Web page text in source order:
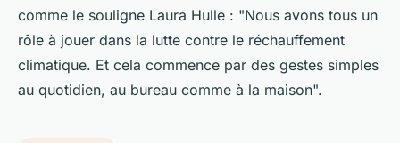
comme le souligne Laura Hulle : "Nous avons tous un
rôle à jouer dans la lutte contre le réchauffement
climatique. Et cela commence par des gestes simples
au quotidien, au bureau comme à la maison".